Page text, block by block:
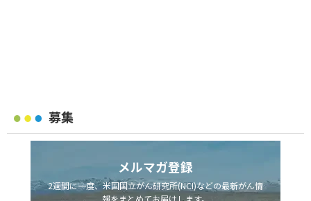
募集
メルマガ登録
2週間に一度、米国国立がん研究所(NCI)などの最新がん情
報をまとめてお届けします。